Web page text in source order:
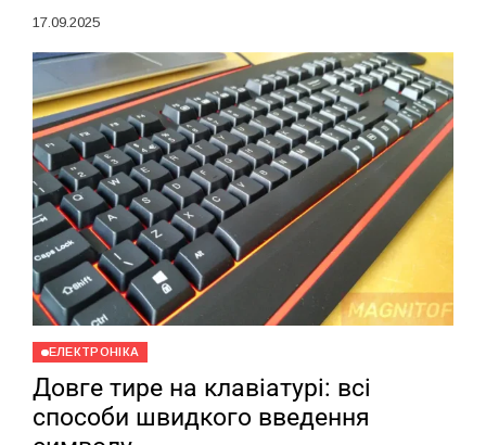
17.09.2025
ЕЛЕКТРОНІКА
Довге тире на клавіатурі: всі
способи швидкого введення